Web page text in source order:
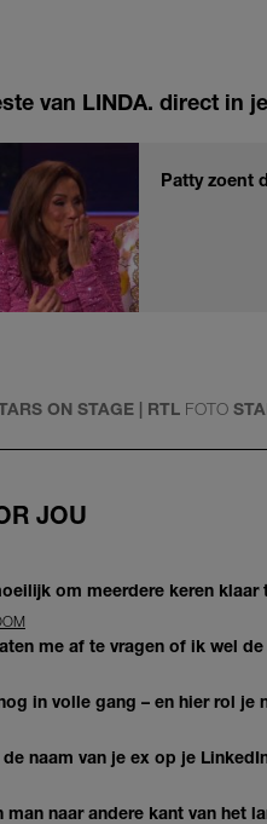
van LINDA. direct in
Patty zoent
ON STAGE | RTL FOTO
JOU
om meerdere keren
me af te vragen of ik wel
in volle gang – en hier rol
naam van je ex op je
man naar andere kant van het